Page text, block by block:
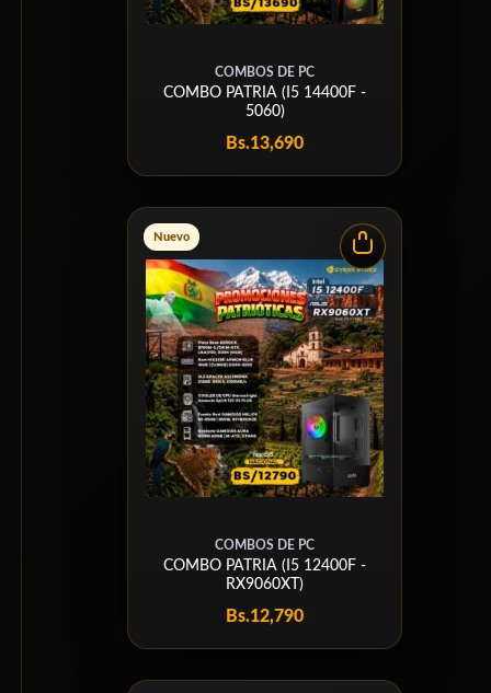
COMBOS DE PC
COMBO PATRIA (I5 14400F -
5060)
Bs.13,690
Nuevo
COMBOS DE PC
COMBO PATRIA (I5 12400F -
RX9060XT)
Bs.12,790